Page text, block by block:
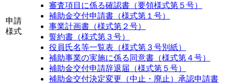
申請
様式
審査項目に係る確認書（要領様式第５号）
補助金交付申請書（様式第１号）
事業計画書（様式第２号）
誓約書（様式第３号）
役員氏名等一覧表（様式第３号別紙）
補助事業の実施に係る同意書（様式第４号）
補助金交付申請辞退届（様式第５号）
補助金交付決定変更（中止・廃止）承認申請書